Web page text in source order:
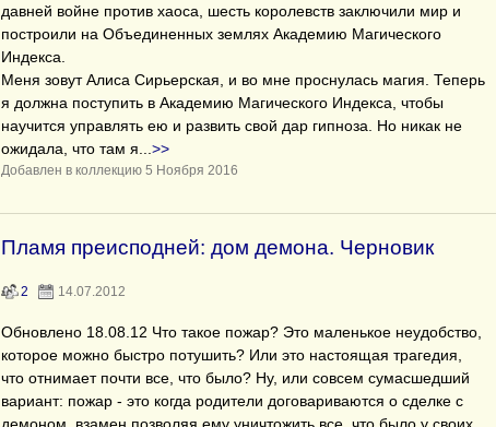
давней войне против хаоса, шесть королевств заключили мир и
построили на Объединенных землях Академию Магического
Индекса.
Меня зовут Алиса Сирьерская, и во мне проснулась магия. Теперь
я должна поступить в Академию Магического Индекса, чтобы
научится управлять ею и развить свой дар гипноза. Но никак не
ожидала, что там я
>>
Добавлен в коллекцию 5 Ноября 2016
Пламя преисподней: дом демона. Черновик
2 14.07.2012
Обновлено 18.08.12 Что такое пожар? Это маленькое неудобство,
которое можно быстро потушить? Или это настоящая трагедия,
что отнимает почти все, что было? Ну, или совсем сумасшедший
вариант: пожар - это когда родители договариваются о сделке с